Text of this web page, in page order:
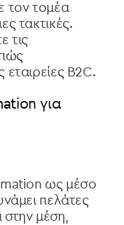
τον τομέα
τακτικές.
τις
B2C.
για
ως μέσο
πελάτες
μέση,